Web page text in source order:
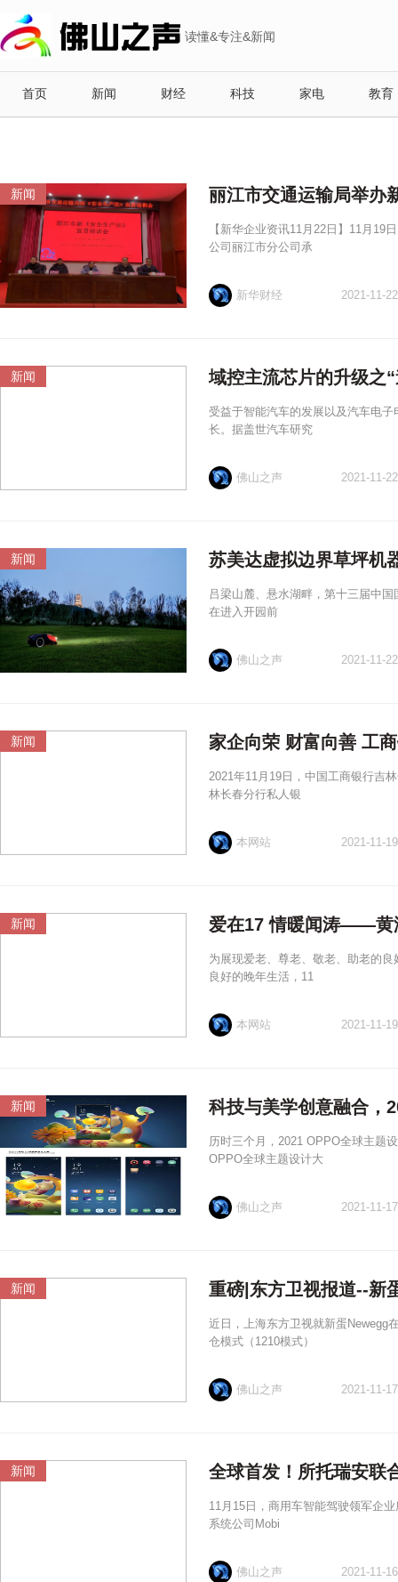
读懂&专注&新闻
首页 新闻 财经 科技 家电 教育
新闻 丽江市交通运输局举办
【新华企业资讯11月22日】11月19
公司丽江市分公司承
新华财经 2021-11-22
新闻 域控主流芯片的升级之
受益于智能汽车的发展以及汽车电
长。据盖世汽车研究
佛山之声 2021-11-22
新闻 苏美达虚拟边界草坪机
吕梁山麓、悬水湖畔，第十三届中
在进入开园前
佛山之声 2021-11-22
新闻 家企向荣 财富向善 工
2021年11月19日，中国工商银行吉
林长春分行私人银
本网站 2021-11-19
新闻 爱在17 情暖闻涛——黄
为展现爱老、尊老、敬老、助老的
良好的晚年生活，11
本网站 2021-11-19
新闻 科技与美学创意融合，
历时三个月，2021 OPPO全球主题
OPPO全球主题设计大
佛山之声 2021-11-17
新闻 重磅|东方卫视报道--新
近日，上海东方卫视就新蛋Newegg
仓模式（1210模式）
佛山之声 2021-11-17
新闻 全球首发！所托瑞安联
11月15日，商用车智能驾驶领军企
系统公司Mobi
佛山之声 2021-11-16